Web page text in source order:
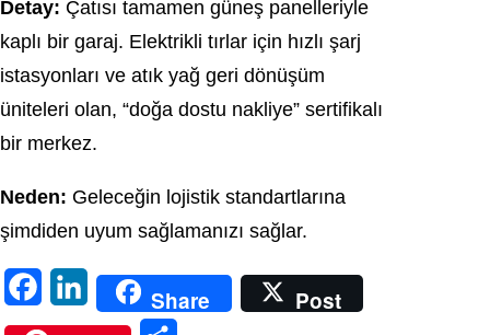
Detay: Çatısı tamamen güneş panelleriyle
kaplı bir garaj. Elektrikli tırlar için hızlı şarj
istasyonları ve atık yağ geri dönüşüm
üniteleri olan, “doğa dostu nakliye” sertifikalı
bir merkez.
Neden: Geleceğin lojistik standartlarına
şimdiden uyum sağlamanızı sağlar.
a
i
Share
Post